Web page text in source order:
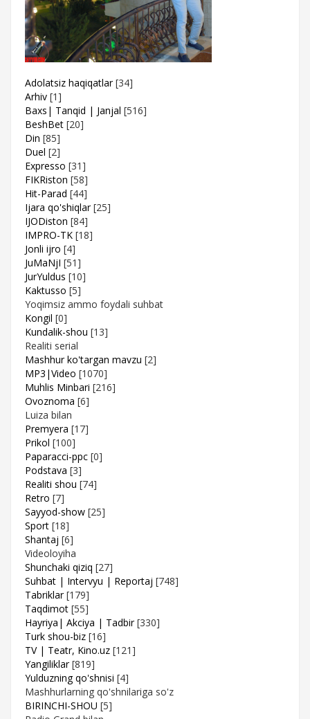
Adolatsiz haqiqatlar [34]
Arhiv [1]
Baxs| Tanqid | Janjal [516]
BeshBet [20]
Din [85]
Duel [2]
Expresso [31]
FIKRiston [58]
Hit-Parad [44]
Ijara qo'shiqlar [25]
IJODiston [84]
IMPRO-TK [18]
Jonli ijro [4]
JuMaNjI [51]
JurYuldus [10]
Kaktusso [5]
Yoqimsiz ammo foydali suhbat
Kongil [0]
Kundalik-shou [13]
Realiti serial
Mashhur ko'targan mavzu [2]
MP3|Video [1070]
Muhlis Minbari [216]
Ovoznoma [6]
Luiza bilan
Premyera [17]
Prikol [100]
Paparacci-ppc [0]
Podstava [3]
Realiti shou [74]
Retro [7]
Sayyod-show [25]
Sport [18]
Shantaj [6]
Videoloyiha
Shunchaki qiziq [27]
Suhbat | Intervyu | Reportaj [748]
Tabriklar [179]
Taqdimot [55]
Hayriya| Akciya | Tadbir [330]
Turk shou-biz [16]
TV | Teatr, Kino.uz [121]
Yangiliklar [819]
Yulduzning qo'shnisi [4]
Mashhurlarning qo'shnilariga so'z
BIRINCHI-SHOU [5]